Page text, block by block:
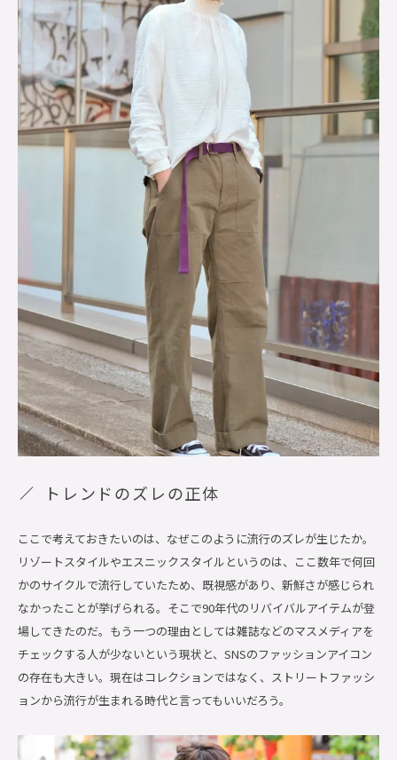
トレンドのズレの正体
ここで考えておきたいのは、なぜこのように流行のズレが生じたか。
リゾートスタイルやエスニックスタイルというのは、ここ数年で何回
かのサイクルで流行していたため、既視感があり、新鮮さが感じられ
なかったことが挙げられる。そこで90年代のリバイバルアイテムが登
場してきたのだ。もう一つの理由としては雑誌などのマスメディアを
チェックする人が少ないという現状と、 SNSのファッションアイコン
の存在も大きい。現在はコレクションではなく、ストリートファッシ
ョンから流行が生まれる時代と言ってもいいだろう。